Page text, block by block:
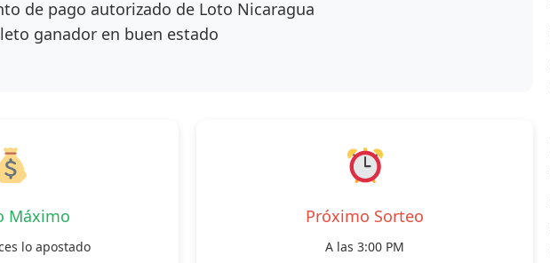
de pago autorizado de Loto Nicaragua
ganador en buen estado
Máximo
lo apostado
Próximo Sorteo
A las 3:00 PM